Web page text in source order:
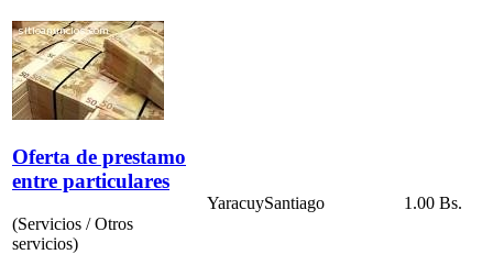
Oferta de prestamo
entre particulares
(Servicios / Otros
servicios)
YaracuySantiago 1.00 Bs.